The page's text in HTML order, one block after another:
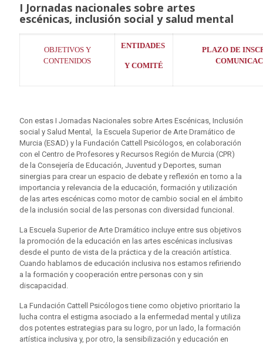
I Jornadas nacionales sobre artes
escénicas, inclusión social y salud mental
OBJETIVOS Y
CONTENIDOS
ENTIDADES
Y COMITÉ
PLAZO DE
Con estas I Jornadas Nacionales sobre Artes Escénicas, Inclusión
social y Salud Mental, la Escuela Superior de Arte Dramático de
Murcia (ESAD) y la Fundación Cattell Psicólogos, en colaboración
con el Centro de Profesores y Recursos Región de Murcia (CPR)
de la Consejería de Educación, Juventud y Deportes, suman
sinergias para crear un espacio de debate y reflexión en torno a la
importancia y relevancia de la educación, formación y utilización
de las artes escénicas como motor de cambio social en el ámbito
de la inclusión social de las personas con diversidad funcional.
La Escuela Superior de Arte Dramático incluye entre sus objetivos
la promoción de la educación en las artes escénicas inclusivas
desde el punto de vista de la práctica y de la creación artística.
Cuando hablamos de educación inclusiva nos estamos refiriendo
a la formación y cooperación entre personas con y sin
discapacidad.
La Fundación Cattell Psicólogos tiene como objetivo prioritario la
lucha contra el estigma asociado a la enfermedad mental y utiliza
dos potentes estrategias para su logro, por un lado, la formación
artística inclusiva y, por otro, la sensibilización y educación en